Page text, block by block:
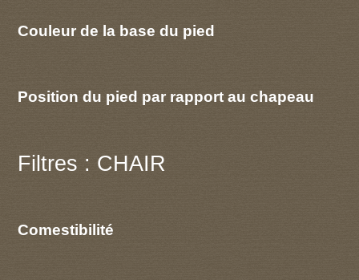
Couleur de la base du pied
Position du pied par rapport au chapeau
Filtres : CHAIR
Comestibilité